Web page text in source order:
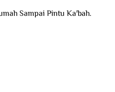
Sampai Pintu Ka'bah.